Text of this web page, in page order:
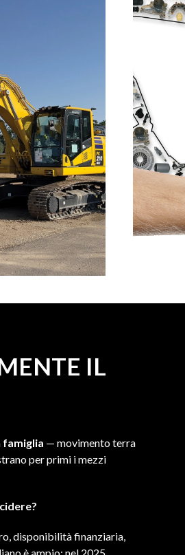
IL
famiglia — movimento terra
per primi i mezzi
disponibilità finanziaria,